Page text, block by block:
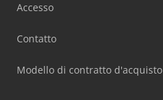
Accesso
Contatto
Modello di contratto d'acquisto